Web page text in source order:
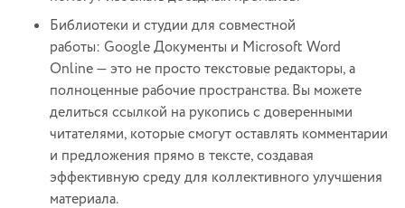
Библиотеки и студии для совместной
работы: Google Документы и Microsoft Word
Online — это не просто текстовые редакторы, а
полноценные рабочие пространства. Вы можете
делиться ссылкой на рукопись с доверенными
читателями, которые смогут оставлять комментарии
и предложения прямо в тексте, создавая
эффективную среду для коллективного улучшения
материала.